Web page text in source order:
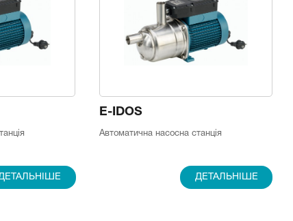
E-IDOS
Автоматична насосна станція
ДЕТАЛЬНІШЕ